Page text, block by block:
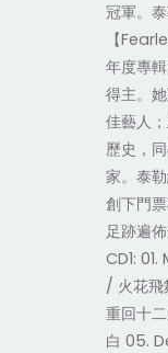
冠軍。
【
年度專
得主。
佳藝人
歷史，
家。泰
創下門
足跡遍
CD1:
/ 火花
重回十
白 05.